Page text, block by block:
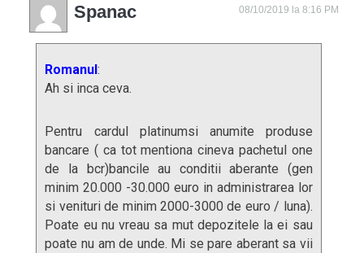
Spanac 08/10/2019 la 8:16 PM
Romanul:
Ah si inca ceva.
Pentru cardul platinumsi anumite produse
bancare ( ca tot mentiona cineva pachetul one
de la bcr)bancile au conditii aberante (gen
minim 20.000 -30.000 euro in administrarea lor
si venituri de minim 2000-3000 de euro / luna).
Poate eu nu vreau sa mut depozitele la ei sau
poate nu am de unde. Mi se pare aberant sa vii